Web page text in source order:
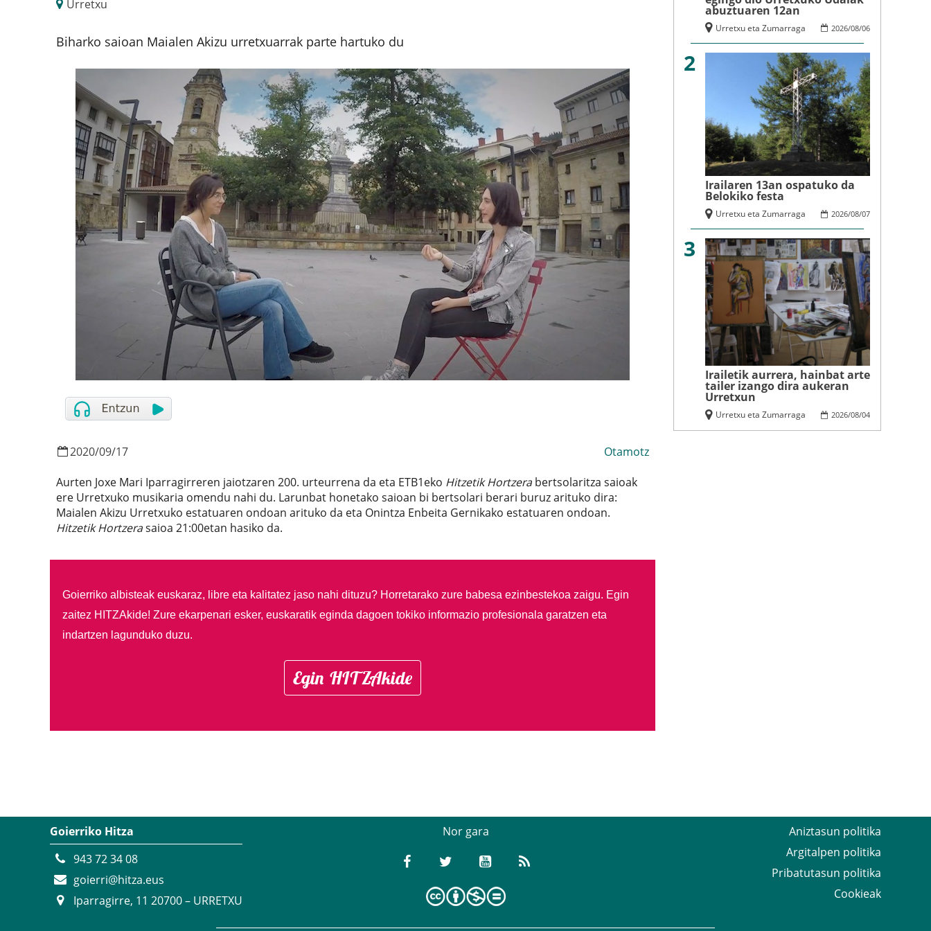
Urretxu
Biharko saioan Maialen Akizu urretxuarrak parte hartuko du
2020/09/17
Otamotz
Aurten Joxe Mari Iparragirreren jaiotzaren 200. urteurrena da eta ETB1eko Hitzetik Hortzerabertsolaritza saioak
ere Urretxuko musikaria omendu nahi du. Larunbat honetako saioan bi bertsolari berari buruz arituko dira:
Maialen Akizu Urretxuko estatuaren ondoan arituko da eta Onintza Enbeita Gernikako estatuaren ondoan.
Hitzetik Hortzerasaioa 21:00etan hasiko da.
Goierriko albisteak euskaraz, libre eta kalitatez jaso nahi dituzu? Horretarako zure babesa ezinbestekoa zaigu. Egin
zaitez HITZAkide! Zure ekarpenari esker, euskaratik eginda dagoen tokiko informazio profesionala garatzen eta
indartzen lagunduko duzu.
Egin HITZAkide
abuztuaren 12an
2026/08/06
Urretxu eta Zumarraga
2
Irailaren 13an ospatuko da
Belokiko festa
2026/08/07
Urretxu eta Zumarraga
3
Irailetik aurrera, hainbat arte
tailer izango dira aukeran
Urretxun
2026/08/04
Urretxu eta Zumarraga
Goierriko Hitza
943 72 34 08
goierri@hitza.eus
Iparragirre, 11 20700 – URRETXU
Nor gara
Aniztasun politika
Argitalpen politika
Pribatutasun politika
Cookieak